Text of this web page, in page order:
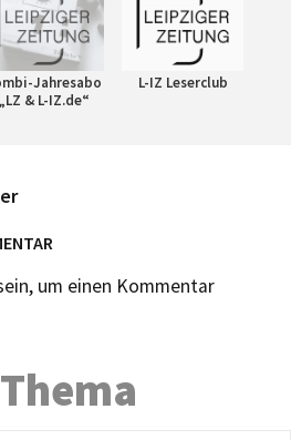
Jahresabo
„LZ & L-IZ.de“
L-IZ Leserclub
um einen Kommentar